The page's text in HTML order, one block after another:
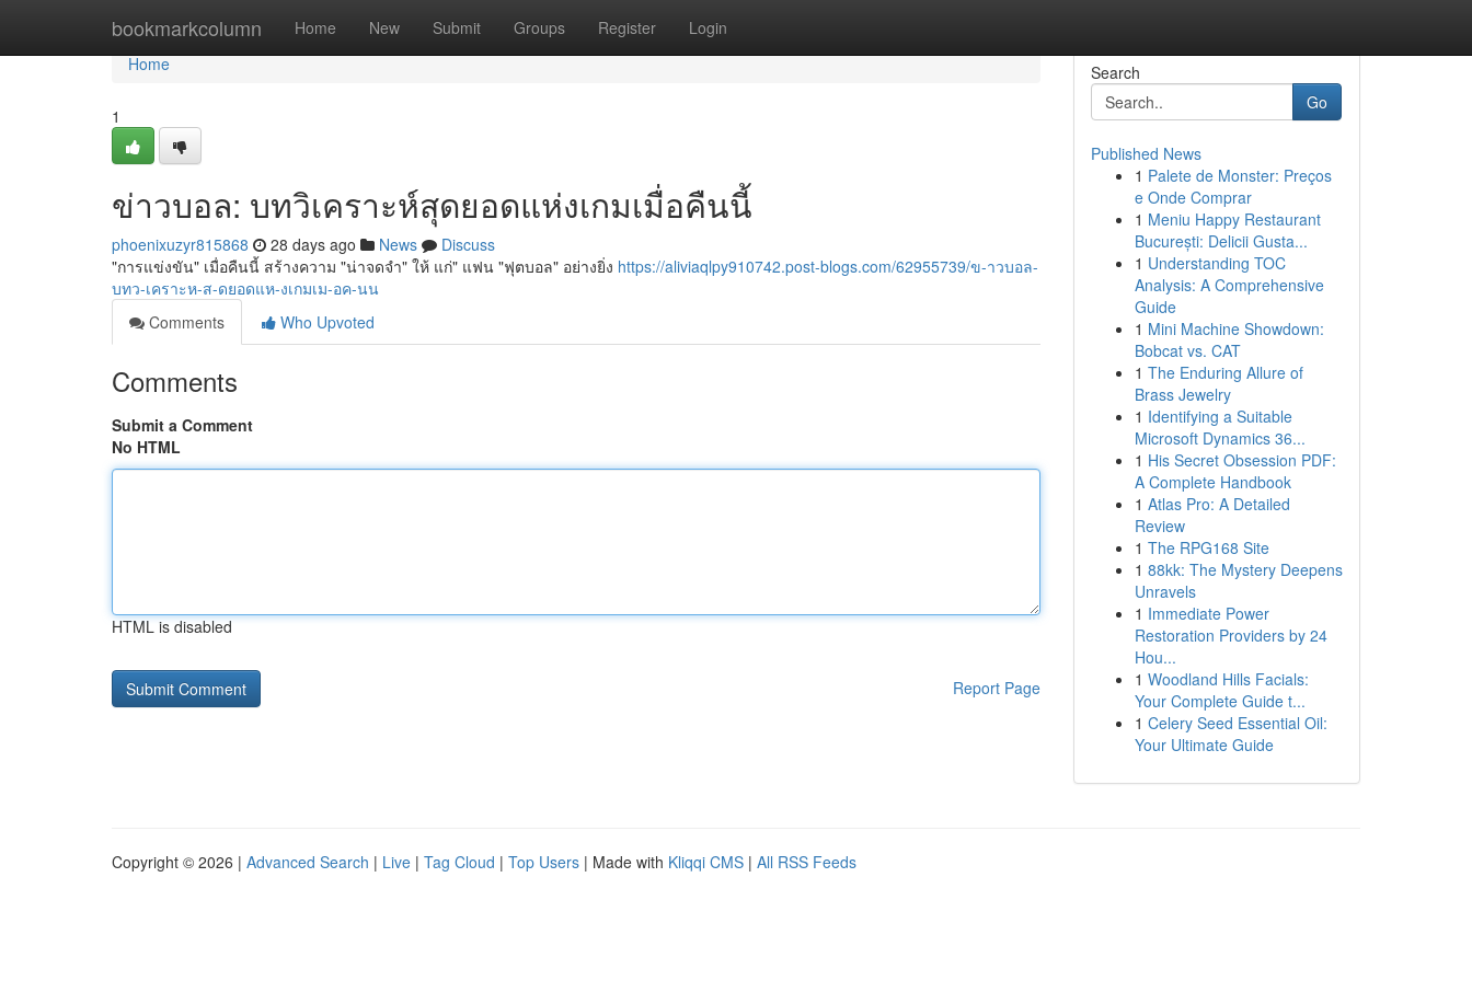
bookmarkcolumn Home New Submit Groups Register Login
Home
Home
1
ข่าวบอล: บทวิเคราะห์สุดยอดแห่งเกมเมื่อคืนนี้
phoenixuzyr815868 28 days ago News
Discuss
"การแข่งขัน" เมื่อคืนนี้ สร้างความ "น่าจดจำ" ให้ แก่" แฟน "ฟุตบอล" อย่างยิ่ง https://aliviaqlpy910742.post-blogs.com/62955739/ข-าวบอล-
บทว-เคราะห-ส-ดยอดแห-งเกมเม-อค-นน
Comments
Who Upvoted
Comments
Submit a Comment
No HTML
HTML is disabled
Report Page
Search
Go
Published News
1 Palete de Monster: Preços
e Onde Comprar
1 Meniu Happy Restaurant
București: Delicii Gusta...
1 Understanding TOC
Analysis: A Comprehensive
Guide
1 Mini Machine Showdown:
Bobcat vs. CAT
1 The Enduring Allure of
Brass Jewelry
1 Identifying a Suitable
Microsoft Dynamics 36...
1 His Secret Obsession PDF:
A Complete Handbook
1 Atlas Pro: A Detailed
Review
1 The RPG168 Site
1 88kk: The Mystery Deepens
Unravels
1 Immediate Power
Restoration Providers by 24
Hou...
1 Woodland Hills Facials:
Your Complete Guide t...
1 Celery Seed Essential Oil:
Your Ultimate Guide
Copyright © 2026 | Advanced Search | Live | Tag Cloud | Top Users | Made with Kliqqi CMS | All RSS Feeds